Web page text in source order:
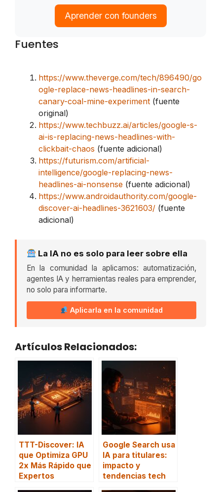
Aprender con founders
Fuentes
https://www.theverge.com/tech/896490/go
ogle-replace-news-headlines-in-search-
canary-coal-mine-experiment (fuente
original)
https://www.techbuzz.ai/articles/google-s-
ai-is-replacing-news-headlines-with-
clickbait-chaos (fuente adicional)
https://futurism.com/artificial-
intelligence/google-replacing-news-
headlines-ai-nonsense (fuente adicional)
https://www.androidauthority.com/google-
discover-ai-headlines-3621603/ (fuente
adicional)
La IA no es solo para leer sobre ella
En la comunidad la aplicamos: automatización,
agentes IA y herramientas reales para emprender,
no solo para informarte.
Aplicarla en la comunidad
Artículos Relacionados:
TTT-Discover: IA
que Optimiza GPU
2x Más Rápido que
Expertos
Google Search usa
IA para titulares:
impacto y
tendencias tech